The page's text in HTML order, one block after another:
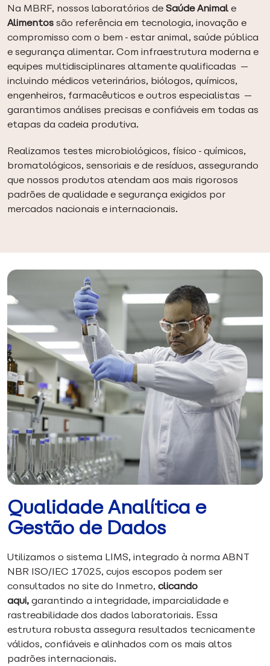
Na MBRF, nossos laboratórios deSaúde Animale
Alimentossão referência em tecnologia, inovação e
compromisso com o bem-estar animal, saúde pública
e segurança alimentar. Com infraestrutura moderna e
equipes multidisciplinares altamente qualificadas —
incluindo médicos veterinários, biólogos, químicos,
engenheiros, farmacêuticos e outros especialistas —
garantimos análises precisas e confiáveis em todas as
etapas da cadeia produtiva.
Realizamos testes microbiológicos, físico-químicos,
bromatológicos, sensoriais e de resíduos, assegurando
que nossos produtos atendam aos mais rigorosos
padrões de qualidade e segurança exigidos por
mercados nacionais e internacionais.
Qualidade Analítica e
Gestão de Dados
Utilizamos o sistema LIMS, integrado à norma ABNT
NBR ISO/IEC 17025, cujos escopos podem ser
consultados no site do Inmetro, clicando
aqui,garantindo a integridade, imparcialidade e
rastreabilidade dos dados laboratoriais. Essa
estrutura robusta assegura resultados tecnicamente
válidos, confiáveis e alinhados com os mais altos
padrões internacionais.